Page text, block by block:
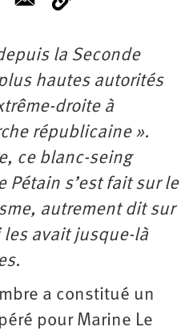
la Seconde
hautes autorités
droite à
républicaine ».
ce blanc-seing
Pétain s’est fait sur le
autrement dit sur
avait jusque-là
a constitué un
pour Marine Le